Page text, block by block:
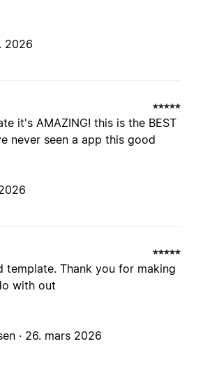
2026
it's AMAZING! this is the BEST
never seen a app this good
template. Thank you for making
with out
· 26. mars 2026